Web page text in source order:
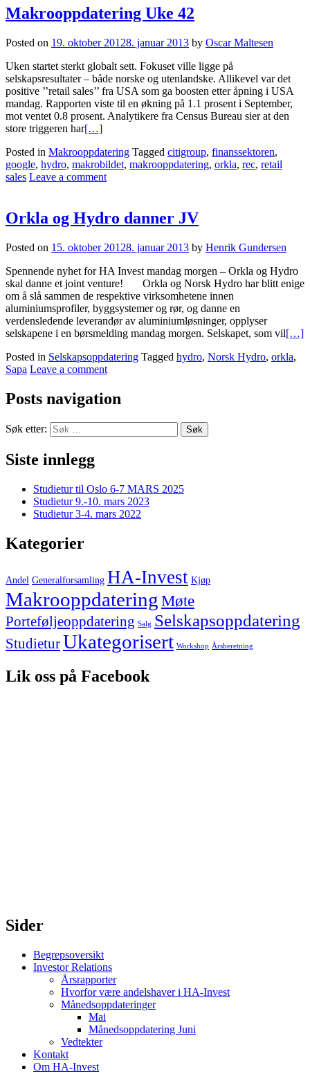
Makrooppdatering Uke 42
Posted on 19. oktober 20128. januar 2013 by Oscar Maltesen
Uken startet sterkt globalt sett. Fokuset ville ligge på
selskapsresultater – både norske og utenlandske. Allikevel var det
positive ’’retail sales’’ fra USA som ga boosten etter åpning i USA
mandag. Rapporten viste til en økning på 1.1 prosent i September,
mot ventet 0.8 prosent. Analytikere fra Census Bureau sier at den
store triggeren har[…]
Posted in Makrooppdatering Tagged citigroup, finanssektoren,
google, hydro, makrobildet, makrooppdatering, orkla, rec, retail
sales Leave a comment
Orkla og Hydro danner JV
Posted on 15. oktober 20128. januar 2013 by Henrik Gundersen
Spennende nyhet for HA Invest mandag morgen – Orkla og Hydro
skal danne et joint venture! Orkla og Norsk Hydro har blitt enige
om å slå sammen de respektive virksomhetene innen
aluminiumsprofiler, byggsystemer og rør, og danne en
verdensledende leverandør av aluminiumløsninger, opplyser
selskapene i en børsmelding mandag morgen. Selskapet, som vil[…]
Posted in Selskapsoppdatering Tagged hydro, Norsk Hydro, orkla,
Sapa Leave a comment
Posts navigation
Søk etter:
Siste innlegg
Studietur til Oslo 6-7 MARS 2025
Studietur 9.-10. mars 2023
Studietur 3-4. mars 2022
Kategorier
Andel Generalforsamling HA-Invest Kjøp
MakrooppdateringMøte
Porteføljeoppdatering Salg Selskapsoppdatering
StudieturUkategorisert Workshop Årsberetning
Lik oss på Facebook
Sider
Begrepsoversikt
Investor Relations
Årsrapporter
Hvorfor være andelshaver i HA-Invest
Månedsoppdateringer
Mai
Månedsoppdatering Juni
Vedtekter
Kontakt
Om HA-Invest